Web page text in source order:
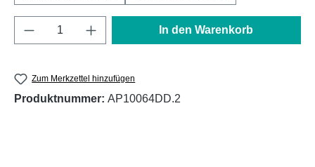
Produkt Anzahl: Gib den gewünschten
In den Warenkorb
Zum Merkzettel hinzufügen
Produktnummer: AP10064DD.2